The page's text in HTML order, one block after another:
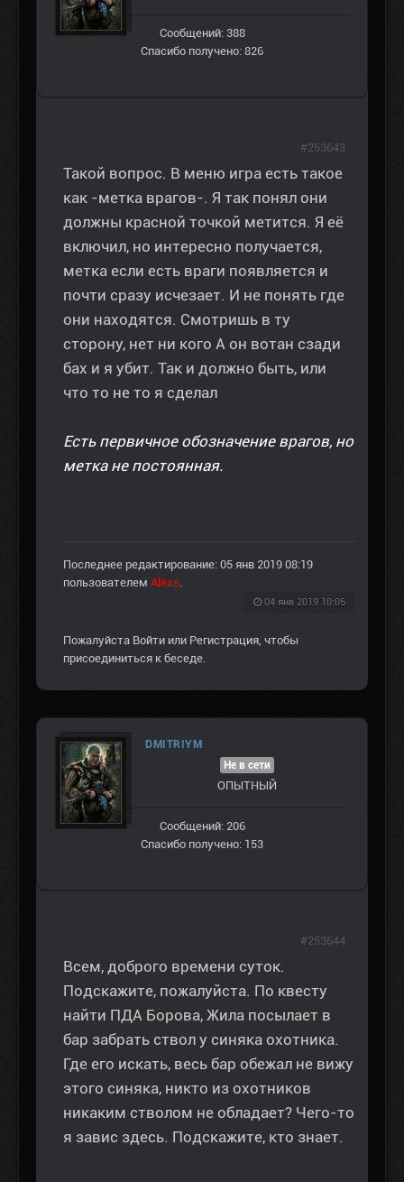
Сообщений: 388
Спасибо получено: 826
Такой вопрос. В меню игра есть такое
как -метка врагов-. Я так понял они
должны красной точкой метится. Я её
включил, но интересно получается,
метка если есть враги появляется и
почти сразу исчезает. И не понять где
они находятся. Смотришь в ту
сторону, нет ни кого А он вотан сзади
бах и я убит. Так и должно быть, или
что то не то я сделал
Есть первичное обозначение врагов, но
метка не постоянная.
Последнее редактирование: 05 янв 2019 08:19
пользователем Alexs
04 янв 2019 10:05
#253643
Пожалуйста Войти или Регистрация , чтобы
присоединиться к беседе.
DMITRIYM
Не в сети
ОПЫТНЫЙ
Сообщений: 206
Спасибо получено: 153
Всем, доброго времени суток.
Подскажите, пожалуйста. По квесту
найти ПДА Борова, Жила посылает в
бар забрать ствол у синяка охотника.
Где его искать, весь бар обежал не вижу
этого синяка, никто из охотников
никаким стволом не обладает? Чего-то
я завис здесь. Подскажите, кто знает.
#253644